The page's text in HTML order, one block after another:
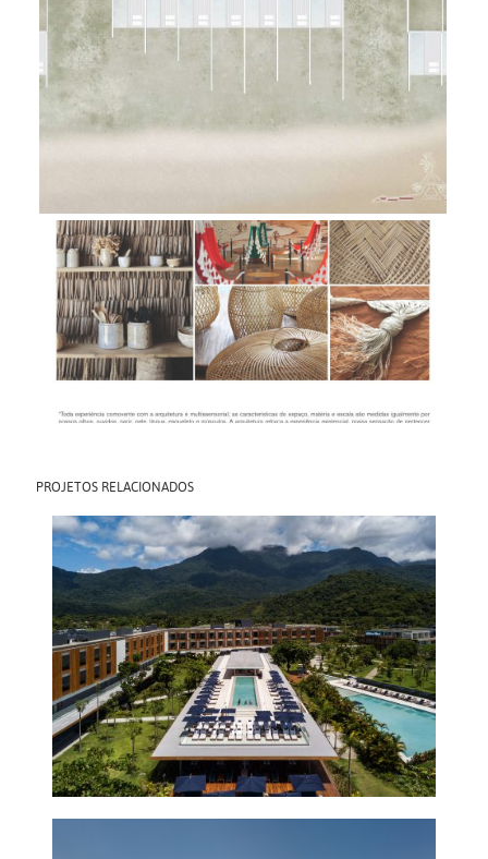
PROJETOS RELACIONADOS
HOTEL FASANO
ANGRA DOS REIS +
FRAD.E
2018